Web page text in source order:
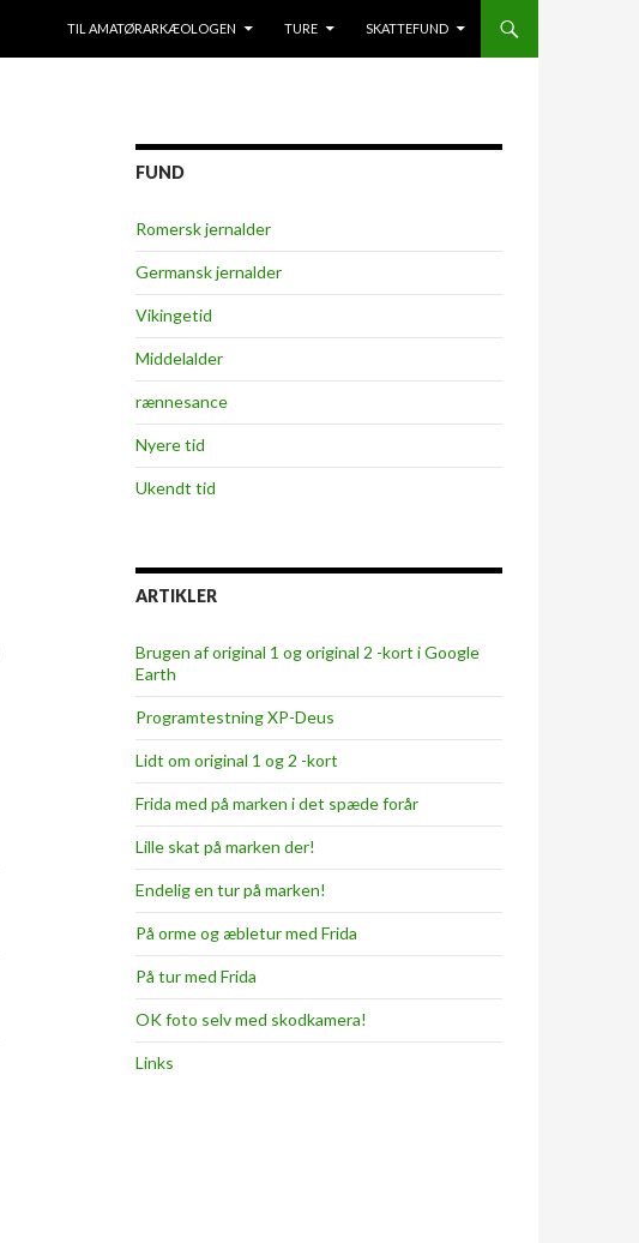
TIL AMATØRARKÆOLOGEN
TURE SKATTEFUND
FUND
Romersk jernalder
Germansk jernalder
Vikingetid
Middelalder
rænnesance
Nyere tid
Ukendt tid
ARTIKLER
Brugen af original 1 og original 2 -kort i Google
Earth
Programtestning XP-Deus
Lidt om original 1 og 2 -kort
Frida med på marken i det spæde forår
Lille skat på marken der!
Endelig en tur på marken!
På orme og æbletur med Frida
På tur med Frida
OK foto selv med skodkamera!
Links